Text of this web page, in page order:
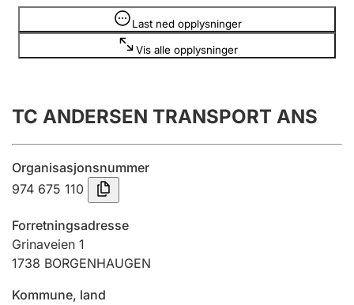
Registrere, endre, slette
Årsregnskap
Innsending og forsinkelsesgebyr
Tinglysing
Jeger
Last ned opplysninger
Vis alle opplysninger
Opplysninger er skjult
TC ANDERSEN TRANSPORT ANS
Organisasjonsnummer
974 675 110
Forretningsadresse
Grinaveien 1
1738 BORGENHAUGEN
Kommune, land